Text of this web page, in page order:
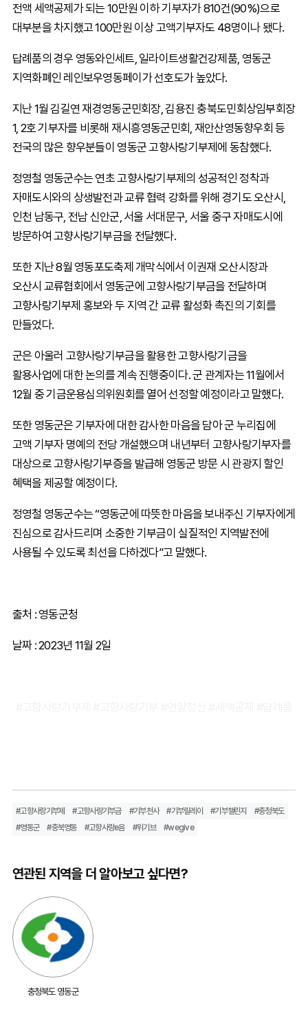
전액 세액공제가 되는 10만원 이하 기부자가 810건(90%)으로
대부분을 차지했고 100만원 이상 고액기부자도 48명이나 됐다.
답례품의 경우 영동와인세트, 일라이트생활건강제품, 영동군
지역화폐인 레인보우영동페이가 선호도가 높았다.
지난 1월 김길연 재경영동군민회장, 김용진 충북도민회상임부회장
1, 2호 기부자를 비롯해 재시흥영동군민회, 재안산영동향우회 등
전국의 많은 향우분들이 영동군 고향사랑기부제에 동참했다.
정영철 영동군수는 연초 고향사랑기부제의 성공적인 정착과
자매도시와의 상생발전과 교류 협력 강화를 위해 경기도 오산시,
인천 남동구, 전남 신안군, 서울 서대문구, 서울 중구 자매도시에
방문하여 고향사랑기부금을 전달했다.
또한 지난 8월 영동포도축제 개막식에서 이권재 오산시장과
오산시 교류협회에서 영동군에 고향사랑기부금을 전달하며
고향사랑기부제 홍보와 두 지역 간 교류 활성화 촉진의 기회를
만들었다.
군은 아울러 고향사랑기부금을 활용한 고향사랑기금을
활용사업에 대한 논의를 계속 진행중이다. 군 관계자는 11월에서
12월 중 기금운용심의위원회를 열어 선정할 예정이라고 말했다.
또한 영동군은 기부자에 대한 감사한 마음을 담아 군 누리집에
고액 기부자 명예의 전당 개설했으며 내년부터 고향사랑기부자를
대상으로 고향사랑기부증을 발급해 영동군 방문 시 관광지 할인
혜택을 제공할 예정이다.
정영철 영동군수는 “영동군에 따뜻한 마음을 보내주신 기부자에게
진심으로 감사드리며 소중한 기부금이 실질적인 지역발전에
사용될 수 있도록 최선을 다하겠다”고 말했다.
출처 : 영동군청
날짜 : 2023년 11월 2일
#고향사랑기부제 #고향사랑기부금 #기부천사 #기부릴레이 #기부챌린지
#충청북도
#영동군
#충북영동 #고향사랑e음 #위기브 #wegive
연관된 지역을 더 알아보고 싶다면?
충청북도 영동군